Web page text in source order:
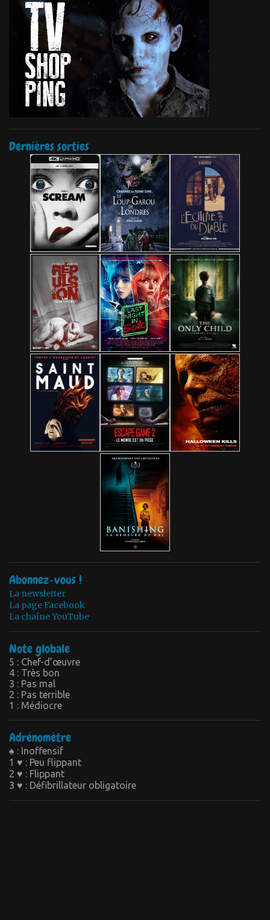
Dernières sorties
Abonnez-vous !
La newsletter
La page Facebook
La chaîne YouTube
Note globale
5 : Chef-d’œuvre
4 : Très bon
3 : Pas mal
2 : Pas terrible
1 : Médiocre
Adrénomètre
♠ : Inoffensif
1 ♥ : Peu flippant
2 ♥ : Flippant
3 ♥ : Défibrillateur obligatoire